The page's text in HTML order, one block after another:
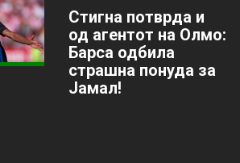
Стигна потврда и
од агентот на Олмо:
Барса одбила
страшна понуда за
Јамал!